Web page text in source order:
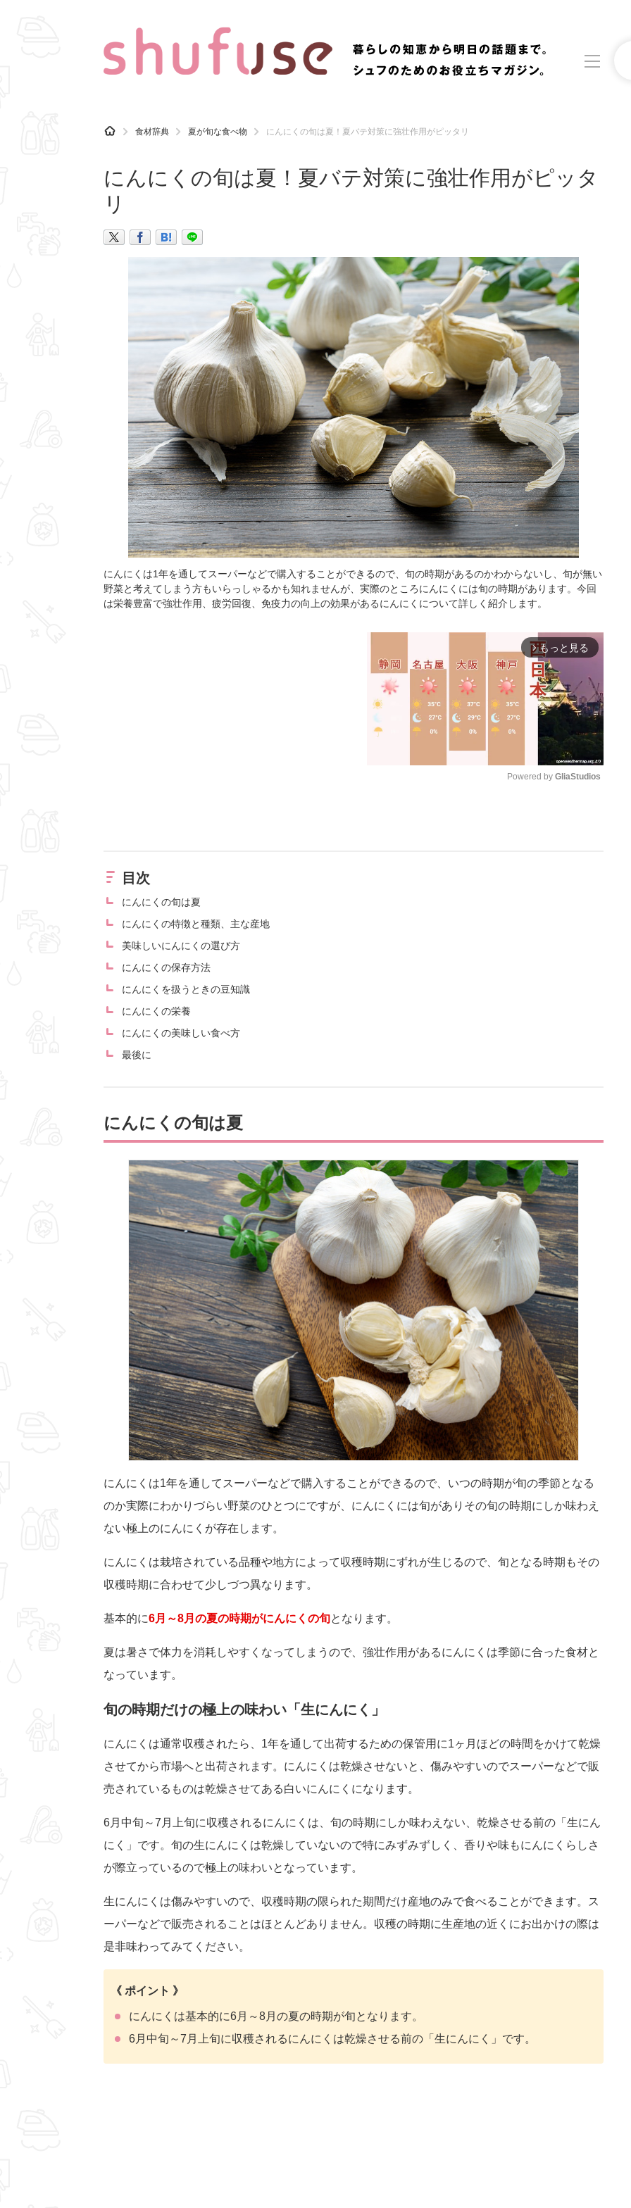
CATEGORY 記事カテゴリ
マナー 趣味 食材辞典 おすすめ
H
O
食材辞典 夏が旬な食べ物 にんにくの旬は夏！夏バテ対策に強壮作用がピッタリ
にんにくの旬は夏！夏バテ対策に強壮作用がピッタ
リ
にんにくは1年を通してスーパーなどで購入することができるので、旬の時期があるのかわからないし、旬が無い
野菜と考えてしまう方もいらっしゃるかも知れませんが、実際のところにんにくには旬の時期があります。今回
は栄養豊富で強壮作用、疲労回復、免疫力の向上の効果があるにんにくについて詳しく紹介します。
arrow_forward_ios もっと見る
Powered by GliaStudios
目次
にんにくの旬は夏
にんにくの特徴と種類、主な産地
美味しいにんにくの選び方
にんにくの保存方法
にんにくを扱うときの豆知識
にんにくの栄養
にんにくの美味しい食べ方
最後に
にんにくの旬は夏
にんにくは1年を通してスーパーなどで購入することができるので、いつの時期が旬の季節となる
のか実際にわかりづらい野菜のひとつにですが、にんにくには旬がありその旬の時期にしか味わえ
ない極上のにんにくが存在します。
にんにくは栽培されている品種や地方によって収穫時期にずれが生じるので、旬となる時期もその
収穫時期に合わせて少しづつ異なります。
基本的に6月～8月の夏の時期がにんにくの旬となります。
夏は暑さで体力を消耗しやすくなってしまうので、強壮作用があるにんにくは季節に合った食材と
なっています。
旬の時期だけの極上の味わい「生にんにく」
にんにくは通常収穫されたら、1年を通して出荷するための保管用に1ヶ月ほどの時間をかけて乾燥
させてから市場へと出荷されます。にんにくは乾燥させないと、傷みやすいのでスーパーなどで販
売されているものは乾燥させてある白いにんにくになります。
6月中旬～7月上旬に収穫されるにんにくは、旬の時期にしか味わえない、乾燥させる前の「生にん
にく」です。旬の生にんにくは乾燥していないので特にみずみずしく、香りや味もにんにくらしさ
が際立っているので極上の味わいとなっています。
生にんにくは傷みやすいので、収穫時期の限られた期間だけ産地のみで食べることができます。ス
ーパーなどで販売されることはほとんどありません。収穫の時期に生産地の近くにお出かけの際は
是非味わってみてください。
《 ポイント 》
にんにくは基本的に6月～8月の夏の時期が旬となります。
6月中旬～7月上旬に収穫されるにんにくは乾燥させる前の「生にんにく」です。